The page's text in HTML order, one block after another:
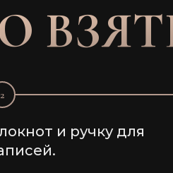
2
и ручку для